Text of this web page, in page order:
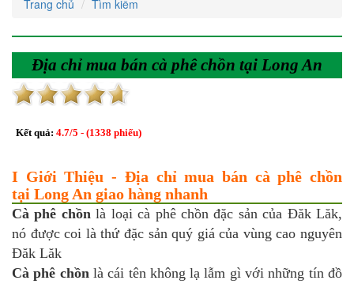
Trang chủ Tìm kiếm
Địa chỉ mua bán cà phê chồn tại Long An
Kết quả: 4.7/5 - (1338 phiếu)
I Giới Thiệu - Địa chỉ mua bán cà phê chồn
tại Long An giao hàng nhanh
Cà phê chồnlà loại cà phê chồn đặc sản của Đăk Lăk,
nó được coi là thứ đặc sản quý giá của vùng cao nguyên
Đăk Lăk
Cà phê chồnlà cái tên không lạ lẫm gì với những tín đồ